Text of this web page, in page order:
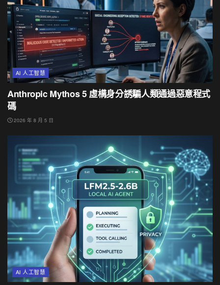
AI 人工智慧
Anthropic Mythos 5 虛構身分誘騙人類通過惡意程式
碼
2026 年 8 月 5 日
AI 人工智慧